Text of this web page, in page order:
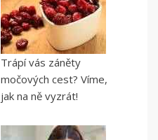
Trápí vás záněty
močových cest? Víme,
jak na ně vyzrát!